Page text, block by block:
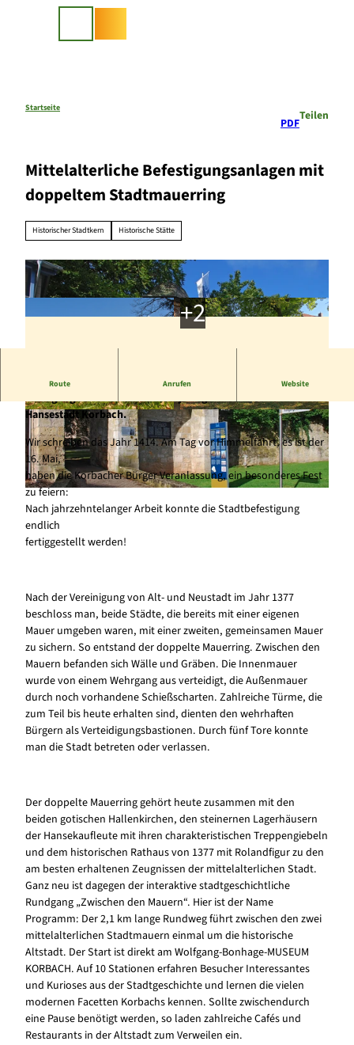
Startseite
PDF
Teilen
Mittelalterliche Befestigungsanlagen mit
doppeltem Stadtmauerring
Historischer Stadtkern Historische Stätte
© Stadt Korbach |
© Stadt Korbach, Marc Müllenhoff |
CC-BY-SA
© Stadt Korbach, Marc Müllenhoff |
CC-BY-SA
Route Anrufen Website
Zwischen den Mauern - Erleben Sie einen unterhaltsamen
Rundgang durch die über 1000-jährige Geschichte der
Hansestadt Korbach.
Wir schreiben das Jahr 1414. Am Tag vor Himmelfahrt, es ist der
16. Mai,
haben die Korbacher Bürger Veranlassung, ein besonderes Fest
zu feiern:
Nach jahrzehntelanger Arbeit konnte die Stadtbefestigung
endlich
fertiggestellt werden!
Nach der Vereinigung von Alt- und Neustadt im Jahr 1377
beschloss man, beide Städte, die bereits mit einer eigenen
Mauer umgeben waren, mit einer zweiten, gemeinsamen Mauer
zu sichern. So entstand der doppelte Mauerring. Zwischen den
Mauern befanden sich Wälle und Gräben. Die Innenmauer
wurde von einem Wehrgang aus verteidigt, die Außenmauer
durch noch vorhandene Schießscharten. Zahlreiche Türme, die
zum Teil bis heute erhalten sind, dienten den wehrhaften
Bürgern als Verteidigungsbastionen. Durch fünf Tore konnte
man die Stadt betreten oder verlassen.
Der doppelte Mauerring gehört heute zusammen mit den
beiden gotischen Hallenkirchen, den steinernen Lagerhäusern
der Hansekaufleute mit ihren charakteristischen Treppengiebeln
und dem historischen Rathaus von 1377 mit Rolandfigur zu den
am besten erhaltenen Zeugnissen der mittelalterlichen Stadt.
Ganz neu ist dagegen der interaktive stadtgeschichtliche
Rundgang „Zwischen den Mauern“. Hier ist der Name
Programm: Der 2,1 km lange Rundweg führt zwischen den zwei
mittelalterlichen Stadtmauern einmal um die historische
Altstadt. Der Start ist direkt am Wolfgang-Bonhage-MUSEUM
KORBACH. Auf 10 Stationen erfahren Besucher Interessantes
und Kurioses aus der Stadtgeschichte und lernen die vielen
modernen Facetten Korbachs kennen. Sollte zwischendurch
eine Pause benötigt werden, so laden zahlreiche Cafés und
Restaurants in der Altstadt zum Verweilen ein.